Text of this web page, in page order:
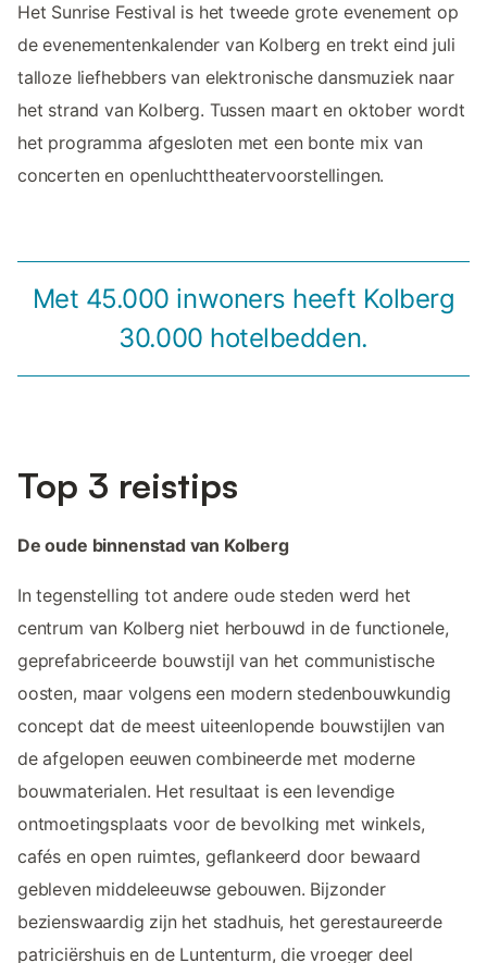
Het Sunrise Festival is het tweede grote evenement op
de evenementenkalender van Kolberg en trekt eind juli
talloze liefhebbers van elektronische dansmuziek naar
het strand van Kolberg. Tussen maart en oktober wordt
het programma afgesloten met een bonte mix van
concerten en openluchttheatervoorstellingen.
Met 45.000 inwoners heeft Kolberg
30.000 hotelbedden.
Top 3 reistips
De oude binnenstad van Kolberg
In tegenstelling tot andere oude steden werd het
centrum van Kolberg niet herbouwd in de functionele,
geprefabriceerde bouwstijl van het communistische
oosten, maar volgens een modern stedenbouwkundig
concept dat de meest uiteenlopende bouwstijlen van
de afgelopen eeuwen combineerde met moderne
bouwmaterialen. Het resultaat is een levendige
ontmoetingsplaats voor de bevolking met winkels,
cafés en open ruimtes, geflankeerd door bewaard
gebleven middeleeuwse gebouwen. Bijzonder
bezienswaardig zijn het stadhuis, het gerestaureerde
patriciërshuis en de Luntenturm, die vroeger deel